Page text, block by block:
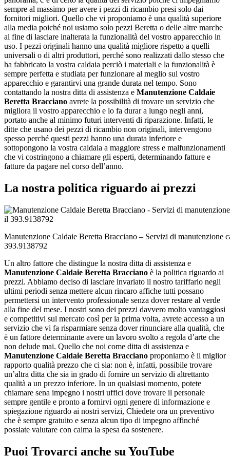
sempre al massimo per avere i pezzi di ricambio presi solo dai
fornitori migliori. Quello che vi proponiamo è una qualità superiore
alla media poiché noi usiamo solo pezzi Beretta o delle altre marche
al fine di lasciare inalterata la funzionalità del vostro apparecchio in
uso. I pezzi originali hanno una qualità migliore rispetto a quelli
universali o di altri produttori, perché sono realizzati dallo stesso che
ha fabbricato la vostra caldaia perciò i materiali e la funzionalità è
sempre perfetta e studiata per funzionare al meglio sul vostro
apparecchio e garantirvi una grande durata nel tempo. Sono
contattando la nostra ditta di assistenza e Manutenzione Caldaie
Beretta Bracciano avrete la possibilità di trovare un servizio che
migliora il vostro apparecchio e lo fa durar a lungo negli anni,
portato anche al minimo futuri interventi di riparazione. Infatti, le
ditte che usano dei pezzi di ricambio non originali, intervengono
spesso perché questi pezzi hanno una durata inferiore e
sottopongono la vostra caldaia a maggiore stress e malfunzionamenti
che vi costringono a chiamare gli esperti, determinando fatture e
fatture da pagare nel corso dell’anno.
La nostra politica riguardo ai prezzi
Manutenzione Caldaie Beretta Bracciano – Servizi di manutenzione
393.9138792
Un altro fattore che distingue la nostra ditta di assistenza e
Manutenzione Caldaie Beretta Bracciano è la politica riguardo ai
prezzi. Abbiamo deciso di lasciare invariato il nostro tariffario negli
ultimi periodi senza mettere alcun rincaro affiche tutti possano
permettersi un intervento professionale senza dover restare al verde
alla fine del mese. I nostri sono dei prezzi davvero molto vantaggiosi
e competitivi sul mercato così per la prima volta, avrete accesso a un
servizio che vi fa risparmiare senza dover rinunciare alla qualità, che
è un fattore determinante avere un lavoro svolto a regola d’arte che
non delude mai. Quello che noi come ditta di assistenza e
Manutenzione Caldaie Beretta Bracciano proponiamo è il miglior
rapporto qualità prezzo che ci sia: non è, infatti, possibile trovare
un’altra ditta che sia in grado di fornire un servizio di altrettanto
qualità a un prezzo inferiore. In un qualsiasi momento, potete
chiamare sena impegno i nostri uffici dove trovare il personale
sempre gentile e pronto a fornirvi ogni genere di informazione e
spiegazione riguardo ai nostri servizi, Chiedete ora un preventivo
che è sempre gratuito e senza alcun tipo di impegno affinché
possiate valutare con calma la spesa da sostenere.
Puoi Trovarci anche su YouTube